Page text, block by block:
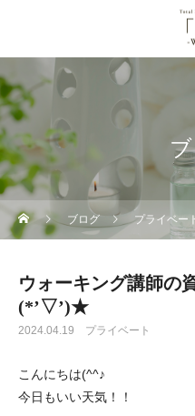
ブログ プライベー
ウォーキング講師の
(*’▽’)★
2024.04.19 プライベート
こんにちは(^^♪
今日もいい天気！！